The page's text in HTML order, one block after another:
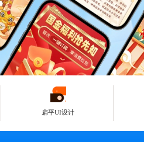
扁平UI设计